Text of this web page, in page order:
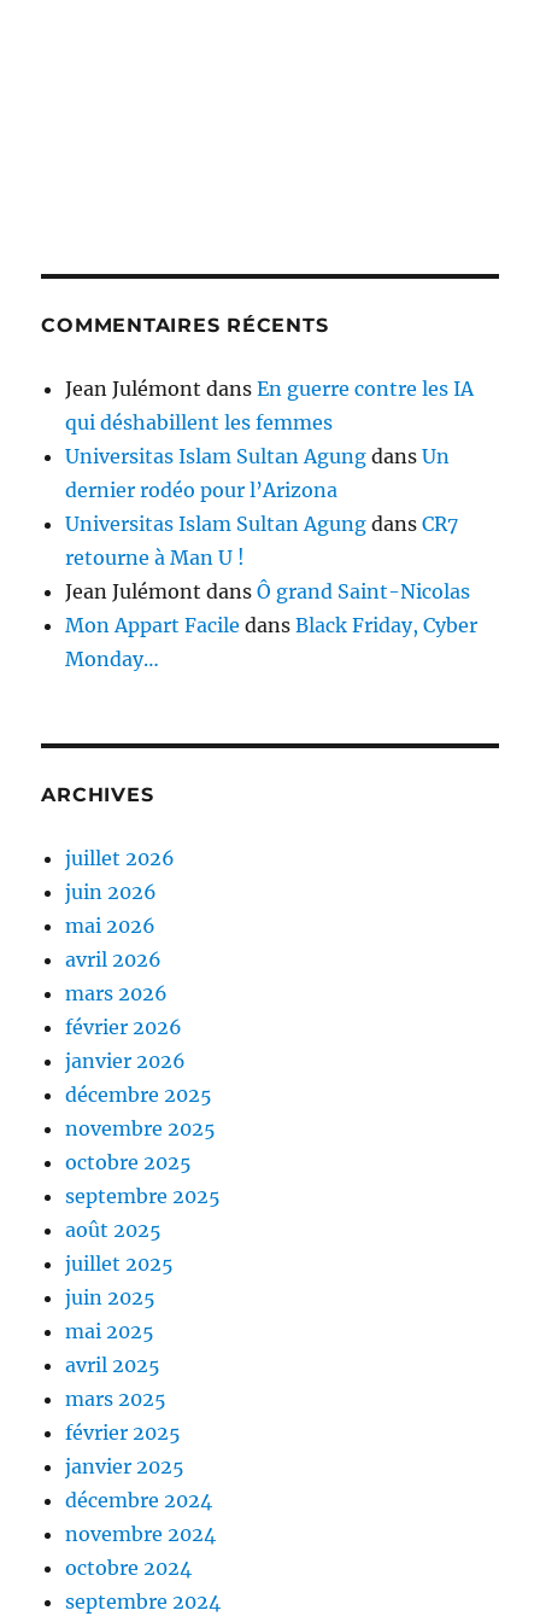
COMMENTAIRES RÉCENTS
Jean Julémont dansEn guerre contre les IA
qui déshabillent les femmes
Universitas Islam Sultan Agung dansUn
dernier rodéo pour l’Arizona
Universitas Islam Sultan Agung dansCR7
retourne à Man U !
Jean Julémont dansÔ grand Saint-Nicolas
Mon Appart Facile dansBlack Friday, Cyber
Monday…
ARCHIVES
juillet 2026
juin 2026
mai 2026
avril 2026
mars 2026
février 2026
janvier 2026
décembre 2025
novembre 2025
octobre 2025
septembre 2025
août 2025
juillet 2025
juin 2025
mai 2025
avril 2025
mars 2025
février 2025
janvier 2025
décembre 2024
novembre 2024
octobre 2024
septembre 2024